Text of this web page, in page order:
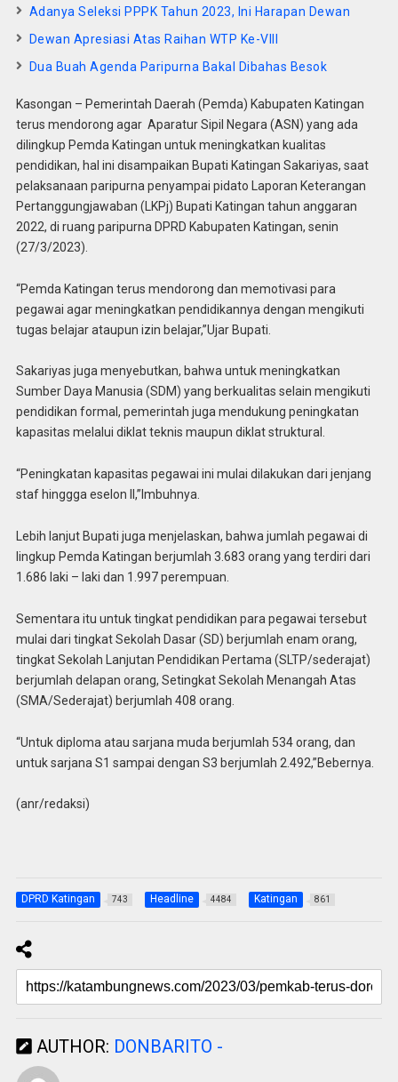
Adanya Seleksi PPPK Tahun 2023, Ini Harapan Dewan
Dewan Apresiasi Atas Raihan WTP Ke-VIII
Dua Buah Agenda Paripurna Bakal Dibahas Besok
Kasongan – Pemerintah Daerah (Pemda) Kabupaten Katingan
terus mendorong agar Aparatur Sipil Negara (ASN) yang ada
dilingkup Pemda Katingan untuk meningkatkan kualitas
pendidikan, hal ini disampaikan Bupati Katingan Sakariyas, saat
pelaksanaan paripurna penyampai pidato Laporan Keterangan
Pertanggungjawaban (LKPj) Bupati Katingan tahun anggaran
2022, di ruang paripurna DPRD Kabupaten Katingan, senin
(27/3/2023).
“Pemda Katingan terus mendorong dan memotivasi para
pegawai agar meningkatkan pendidikannya dengan mengikuti
tugas belajar ataupun izin belajar,”Ujar Bupati.
Sakariyas juga menyebutkan, bahwa untuk meningkatkan
Sumber Daya Manusia (SDM) yang berkualitas selain mengikuti
pendidikan formal, pemerintah juga mendukung peningkatan
kapasitas melalui diklat teknis maupun diklat struktural.
“Peningkatan kapasitas pegawai ini mulai dilakukan dari jenjang
staf hinggga eselon II,”Imbuhnya.
Lebih lanjut Bupati juga menjelaskan, bahwa jumlah pegawai di
lingkup Pemda Katingan berjumlah 3.683 orang yang terdiri dari
1.686 laki – laki dan 1.997 perempuan.
Sementara itu untuk tingkat pendidikan para pegawai tersebut
mulai dari tingkat Sekolah Dasar (SD) berjumlah enam orang,
tingkat Sekolah Lanjutan Pendidikan Pertama (SLTP/sederajat)
berjumlah delapan orang, Setingkat Sekolah Menangah Atas
(SMA/Sederajat) berjumlah 408 orang.
“Untuk diploma atau sarjana muda berjumlah 534 orang, dan
untuk sarjana S1 sampai dengan S3 berjumlah 2.492,”Bebernya.
(anr/redaksi)
DPRD Katingan 743 Headline 4484 Katingan 861
AUTHOR: DONBARITO -